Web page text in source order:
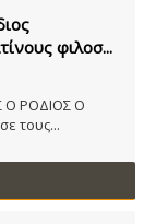
φιλοσ...
Ο ΡΟΔΙΟΣ Ο
τους...